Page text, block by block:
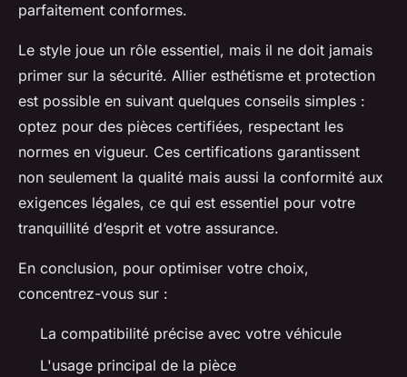
parfaitement conformes.
Le style joue un rôle essentiel, mais il ne doit jamais
primer sur la sécurité. Allier esthétisme et protection
est possible en suivant quelques conseils simples :
optez pour des pièces certifiées, respectant les
normes en vigueur. Ces certifications garantissent
non seulement la qualité mais aussi la conformité aux
exigences légales, ce qui est essentiel pour votre
tranquillité d’esprit et votre assurance.
En conclusion, pour optimiser votre choix,
concentrez-vous sur :
La compatibilité précise avec votre véhicule
L'usage principal de la pièce